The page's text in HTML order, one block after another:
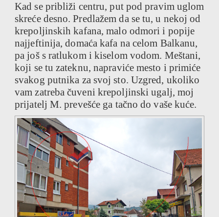
Kad se približi centru, put pod pravim uglom
skreće desno. Predlažem da se tu, u nekoj od
krepoljinskih kafana, malo odmori i popije
najjeftinija, domaća kafa na celom Balkanu,
pa još s ratlukom i kiselom vodom. Meštani,
koji se tu zateknu, napraviće mesto i primiće
svakog putnika za svoj sto. Uzgred, ukoliko
vam zatreba čuveni krepoljinski ugalj, moj
prijatelj M. prevešće ga tačno do vaše kuće.